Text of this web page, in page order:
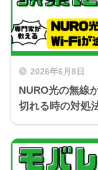
2026年6月8日
NURO光の無線
切れる時の対処